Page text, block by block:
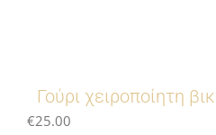
Γούρι χειροποίητη
€25.00